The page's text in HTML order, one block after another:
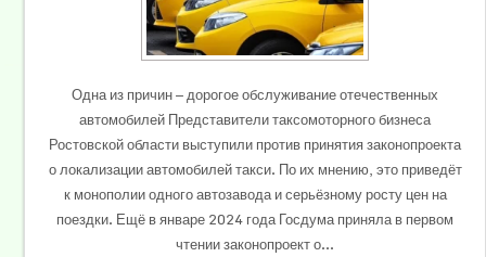
Одна из причин — дорогое обслуживание отечественных
автомобилей Представители таксомоторного бизнеса
Ростовской области выступили против принятия законопроекта
о локализации автомобилей такси. По их мнению, это приведёт
к монополии одного автозавода и серьёзному росту цен на
поездки. Ещё в январе 2024 года Госдума приняла в первом
чтении законопроект о...